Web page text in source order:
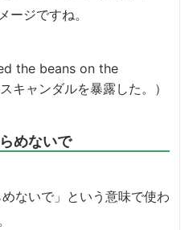
ージですね。
the beans on the
キャンダルを暴露した。）
めないで
ないで」という意味で使わ